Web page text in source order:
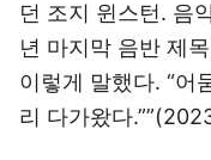
던 조지 윈스턴. 음
년 마지막 음반 제
이렇게 말했다. “어
리 다가왔다